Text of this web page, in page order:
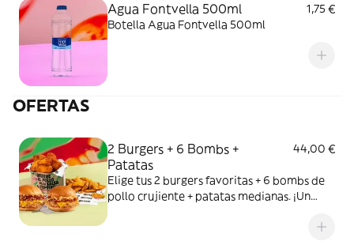
Agua Fontvella 500ml
1,75 €
Botella Agua Fontvella 500ml
OFERTAS
2 Burgers + 6 Bombs +
Patatas
44,00 €
Elige tus 2 burgers favoritas + 6 bombs de
pollo crujiente + patatas medianas. ¡Un